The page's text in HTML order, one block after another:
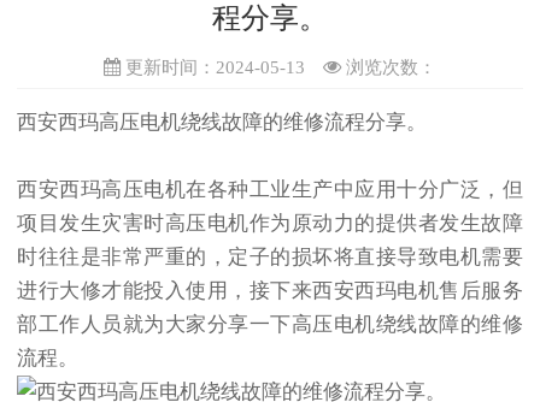
程分享。
更新时间：2024-05-13 浏览次数：
西安西玛高压电机绕线故障的维修流程分享。
西安西玛高压电机在各种工业生产中应用十分广泛，但
项目发生灾害时高压电机作为原动力的提供者发生故障
时往往是非常严重的，定子的损坏将直接导致电机需要
进行大修才能投入使用，接下来西安西玛电机售后服务
部工作人员就为大家分享一下高压电机绕线故障的维修
流程。